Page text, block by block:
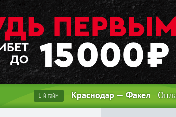
1-й тайм Краснодар — Факел